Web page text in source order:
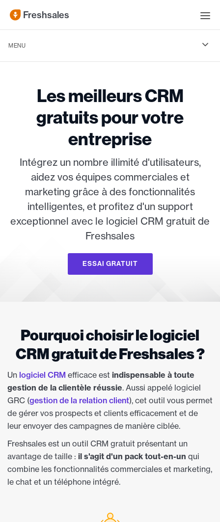
Freshsales
MENU
Pourquoi choisir le logiciel CRM gratuit de Freshsales ?
Quelles sont les fonctionnalités de notre logiciel CRM gratuit ?
Optimisez votre gestion de la clientèle avec Freshsales
Comparer les logiciels CRM gratuits
Les meilleurs CRM
gratuits pour votre
entreprise
Intégrez un nombre illimité d'utilisateurs,
aidez vos équipes commerciales et
marketing grâce à des fonctionnalités
intelligentes, et profitez d'un support
exceptionnel avec le logiciel CRM gratuit de
Freshsales
ESSAI GRATUIT
Pourquoi choisir le logiciel
CRM gratuit de Freshsales ?
Un logiciel CRM efficace est indispensable à toute
gestion de la clientèle réussie. Aussi appelé logiciel
GRC (gestion de la relation client), cet outil vous permet
de gérer vos prospects et clients efficacement et de
leur envoyer des campagnes de manière ciblée.
Freshsales est un outil CRM gratuit présentant un
avantage de taille : il s'agit d'un pack tout-en-un qui
combine les fonctionnalités commerciales et marketing,
le chat et un téléphone intégré.